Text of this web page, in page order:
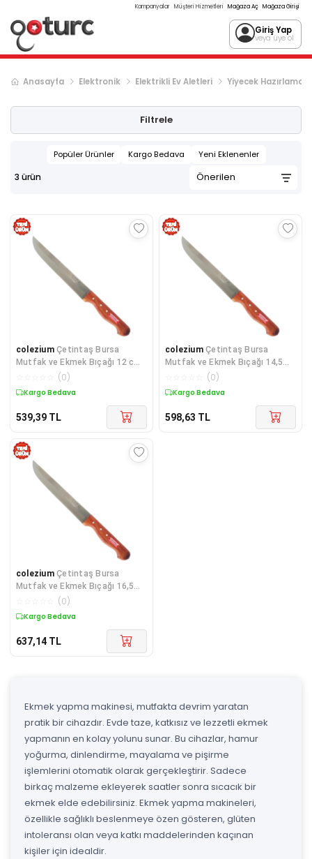
Kampanyalar Müşteri Hizmetleri Mağaza Aç Mağaza Girişi
Giriş Yap
veya üye ol
Anasayfa Elektronik Elektrikli Ev Aletleri Yiyecek Hazırlama
Filtrele
Popüler Ürünler Kargo Bedava Yeni Eklenenler
3 ürün
colezium Çetintaş Bursa
Mutfak ve Ekmek Bıçağı 12 cm,
Ahşap Gül Sap
(0)
Kargo Bedava
539,39 TL
colezium Çetintaş Bursa
Mutfak ve Ekmek Bıçağı 14,5
cm, Ahşap Gül Sap
(0)
Kargo Bedava
598,63 TL
colezium Çetintaş Bursa
Mutfak ve Ekmek Bıçağı 16,5
cm, Ahşap Gül Sap
(0)
Kargo Bedava
637,14 TL
Ekmek yapma makinesi, mutfakta devrim yaratan
pratik bir cihazdır. Evde taze, katkısız ve lezzetli ekmek
yapmanın en kolay yolunu sunar. Bu cihazlar, hamur
yoğurma, dinlendirme, mayalama ve pişirme
işlemlerini otomatik olarak gerçekleştirir. Sadece
birkaç malzeme ekleyerek saatler sonra sıcacık bir
ekmek elde edebilirsiniz. Ekmek yapma makineleri,
özellikle sağlıklı beslenmeye özen gösteren, glüten
intoleransı olan veya katkı maddelerinden kaçınan
kişiler için idealdir.